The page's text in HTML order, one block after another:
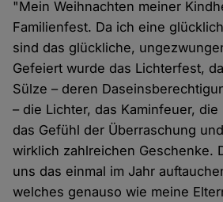
"Mein Weihnachten meiner
Familienfest. Da ich eine
sind das glückliche,
Gefeiert wurde das Lichterfest,
Sülze – deren
– die Lichter, das Kaminfeuer,
das Gefühl der Überraschung
wirklich zahlreichen Geschenke.
uns das einmal im Jahr
welches genauso wie meine